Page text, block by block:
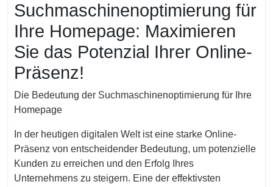
Suchmaschinenoptimierung für
Ihre Homepage: Maximieren
Sie das Potenzial Ihrer Online-
Präsenz!
Die Bedeutung der Suchmaschinenoptimierung für Ihre
Homepage
In der heutigen digitalen Welt ist eine starke Online-
Präsenz von entscheidender Bedeutung, um potenzielle
Kunden zu erreichen und den Erfolg Ihres
Unternehmens zu steigern. Eine der effektivsten